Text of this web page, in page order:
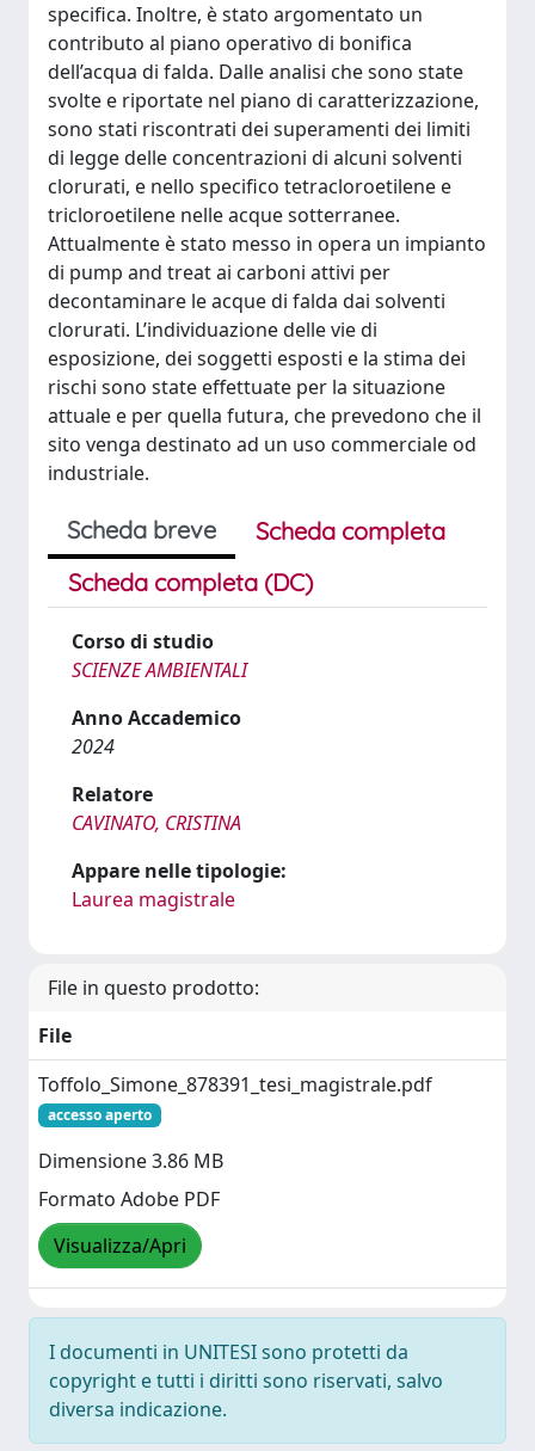
specifica. Inoltre, è stato argomentato un
contributo al piano operativo di bonifica
dell’acqua di falda. Dalle analisi che sono state
svolte e riportate nel piano di caratterizzazione,
sono stati riscontrati dei superamenti dei limiti
di legge delle concentrazioni di alcuni solventi
clorurati, e nello specifico tetracloroetilene e
tricloroetilene nelle acque sotterranee.
Attualmente è stato messo in opera un impianto
di pump and treat ai carboni attivi per
decontaminare le acque di falda dai solventi
clorurati. L’individuazione delle vie di
esposizione, dei soggetti esposti e la stima dei
rischi sono state effettuate per la situazione
attuale e per quella futura, che prevedono che il
sito venga destinato ad un uso commerciale od
industriale.
Scheda breve
Scheda completa
Scheda completa (DC)
Corso di studio
SCIENZE AMBIENTALI
Anno Accademico
2024
Relatore
CAVINATO, CRISTINA
Appare nelle tipologie:
Laurea magistrale
File in questo prodotto:
File
Toffolo_Simone_878391_tesi_magistrale.pdf
accesso aperto
Dimensione 3.86 MB
Formato Adobe PDF
Visualizza/Apri
I documenti in UNITESI sono protetti da
copyright e tutti i diritti sono riservati, salvo
diversa indicazione.